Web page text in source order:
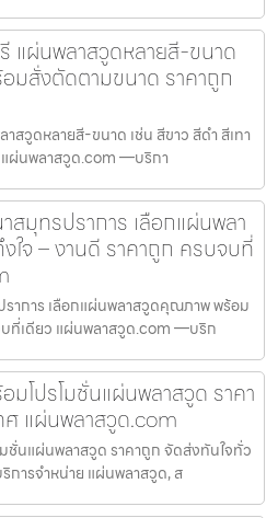
แผ่นพลาสวูดหลายสี-ขนาด
อมสั่งตัดตามขนาด ราคาถูก
สวูดหลายสี-ขนาด เช่น สีขาว สีดำ สีเทา
ผ่นพลาสวูด.com —บริกา
มุทรปราการ เลือกแผ่นพลา
จ – งานดี ราคาถูก ครบจบที่
าการ เลือกแผ่นพลาสวูดคุณภาพ พร้อม
บที่เดียว แผ่นพลาสวูด.com —บริก
โปรโมชั่นแผ่นพลาสวูด ราคา
ศ แผ่นพลาสวูด.com
ชั่นแผ่นพลาสวูด ราคาถูก จัดส่งทันใจทั่ว
ารจำหน่าย แผ่นพลาสวูด, ส